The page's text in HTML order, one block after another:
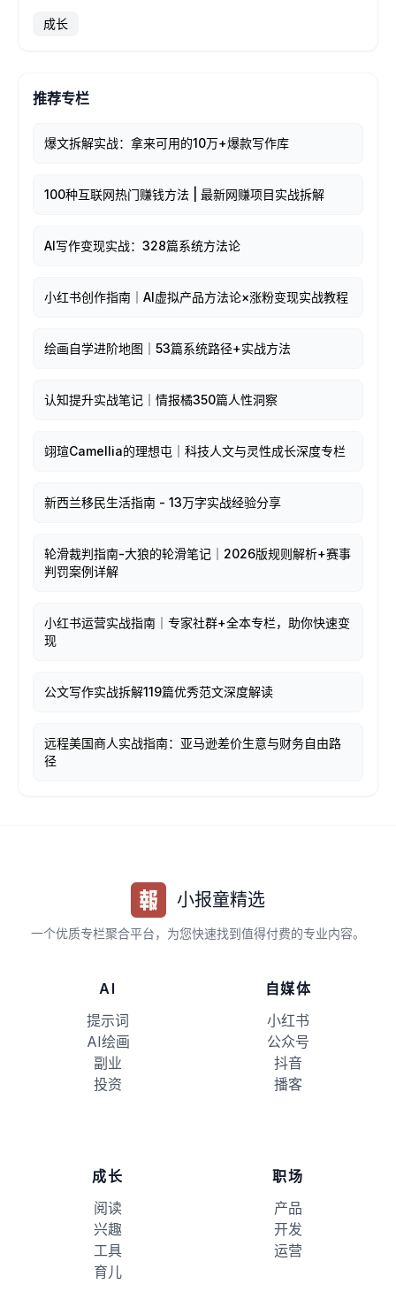
成长
推荐专栏
爆文拆解实战：拿来可用的10万+爆款写作库
100种互联网热门赚钱方法 | 最新网赚项目实战拆解
AI写作变现实战：328篇系统方法论
小红书创作指南｜AI虚拟产品方法论×涨粉变现实战教程
绘画自学进阶地图｜53篇系统路径+实战方法
认知提升实战笔记｜情报橘350篇人性洞察
翊瑄Camellia的理想屯｜科技人文与灵性成长深度专栏
新西兰移民生活指南 - 13万字实战经验分享
轮滑裁判指南-大狼的轮滑笔记｜2026版规则解析+赛事
判罚案例详解
小红书运营实战指南｜专家社群+全本专栏，助你快速变
现
公文写作实战拆解119篇优秀范文深度解读
远程美国商人实战指南：亚马逊差价生意与财务自由路
径
小报童精选
一个优质专栏聚合平台，为您快速找到值得付费的专业内容。
AI
提示词
AI绘画
副业
投资
自媒体
小红书
公众号
抖音
播客
成长
阅读
兴趣
工具
育儿
职场
产品
开发
运营